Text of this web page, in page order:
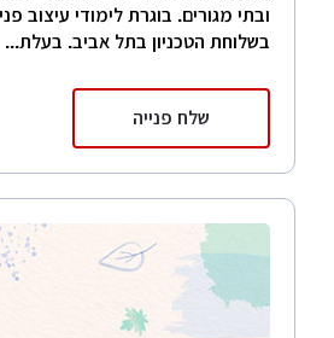
ובתי מגורים. בוגרת לימודי עיצוב
בשלוחת הטכניון בתל אביב. בעלת...
שלח פנייה